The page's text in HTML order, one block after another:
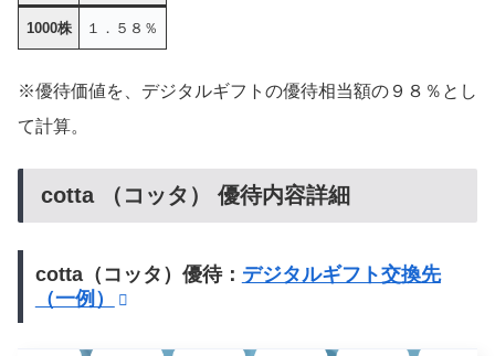
1000株 １．５８％
※優待価値を、デジタルギフトの優待相当額の９８％とし
て計算。
cotta （コッタ） 優待内容詳細
cotta（コッタ）優待： デジタルギフト交換先
（一例）